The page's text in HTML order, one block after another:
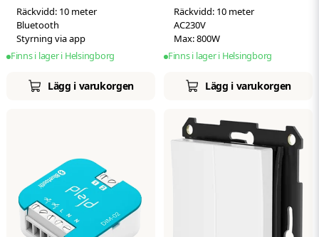
Räckvidd: 10 meter
Bluetooth
Styrning via app
Finns i lager i Helsingborg
Lägg i varukorgen
Räckvidd: 10 meter
AC230V
Max: 800W
Finns i lager i Helsingborg
Lägg i varukorgen